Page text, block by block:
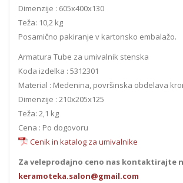
Dimenzije : 605x400x130
Teža: 10,2 kg
Posamično pakiranje v kartonsko embalažo.
Armatura Tube za umivalnik stenska
Koda izdelka : 5312301
Material : Medenina, površinska obdelava
Dimenzije : 210x205x125
Teža: 2,1 kg
Cena : Po dogovoru
Cenik in katalog za umivalnike
Za veleprodajno ceno nas kontaktirajte
keramoteka.salon@gmail.com